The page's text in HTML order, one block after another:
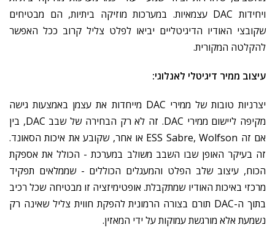
ויחידותDAC עצמאיות. במערכות מוזיקה ביתיות, הם מבטיחים
שקובצי האודיו הדיגיטליים יביאו לפלט צליל קרוב ככל האפשר
להקלטה המקורית.
עיצוב ממיר דיגיטלי לאנלוגי:
יצרניות טובות של ממירי מייחדות את עצמן באמצעות גישה
מקיפה ליישום ממירי זה לא רק הבחירה של שבב
בין
אם זה או אחר,שקובע את איכות הסאונד.
זה בעיקר האופן שבו השבב משולב במערכת- הכולל את אספקת
הכוח, עיצוב שלב הפלט והמעגלים הכוללים -שממלאים תפקיד
מרכזי באיכות האודיו שמתקבלת. אופטימיזציה זו מבטיחה שכל רכיב
בתוך ה-DAC תורם בצורה הרמונית להפקת חווית צליל שאינה רק
נשמעת אלא מורגשתעמוקותעל ידי המאזין.